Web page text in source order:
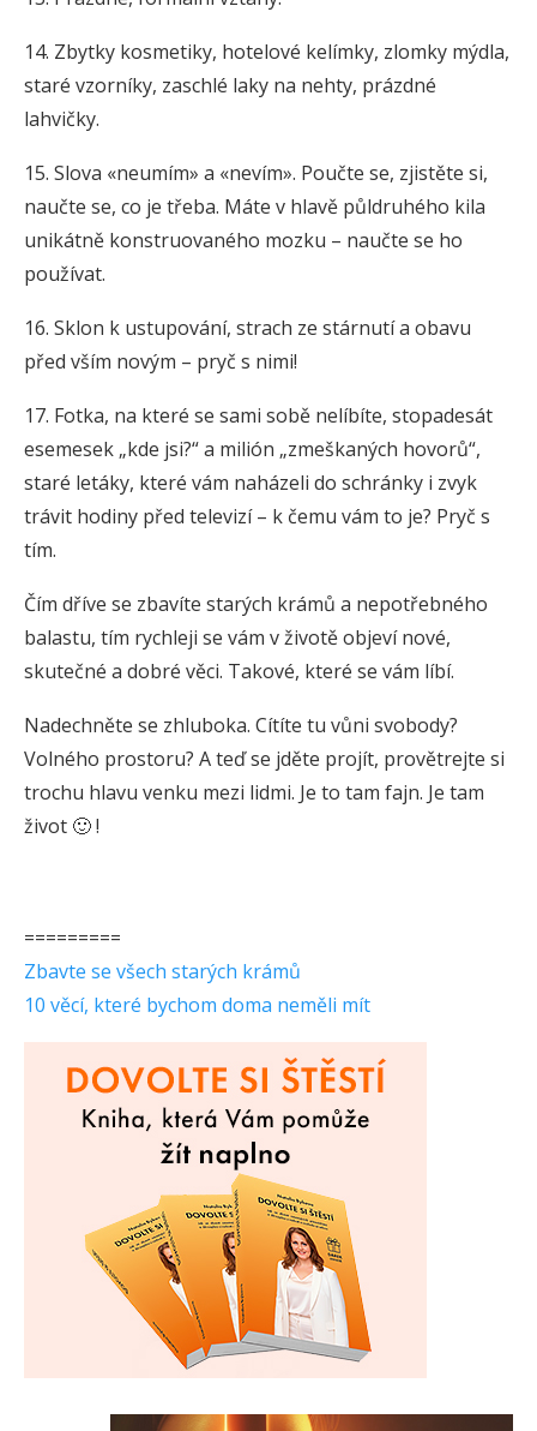
14. Zbytky kosmetiky, hotelové kelímky, zlomky mýdla,
staré vzorníky, zaschlé laky na nehty, prázdné
lahvičky.
15. Slova «neumím» a «nevím». Poučte se, zjistěte si,
naučte se, co je třeba. Máte v hlavě půldruhého kila
unikátně konstruovaného mozku – naučte se ho
používat.
16. Sklon k ustupování, strach ze stárnutí a obavu
před vším novým – pryč s nimi!
17. Fotka, na které se sami sobě nelíbíte, stopadesát
esemesek „kde jsi?“ a milión „zmeškaných hovorů“,
staré letáky, které vám naházeli do schránky i zvyk
trávit hodiny před televizí – k čemu vám to je? Pryč s
tím.
Čím dříve se zbavíte starých krámů a nepotřebného
balastu, tím rychleji se vám v životě objeví nové,
skutečné a dobré věci. Takové, které se vám líbí.
Nadechněte se zhluboka. Cítíte tu vůni svobody?
Volného prostoru? A teď se jděte projít, provětrejte si
trochu hlavu venku mezi lidmi. Je to tam fajn. Je tam
život 🙂 !
=========
Zbavte se všech starých krámů
10 věcí, které bychom doma neměli mít